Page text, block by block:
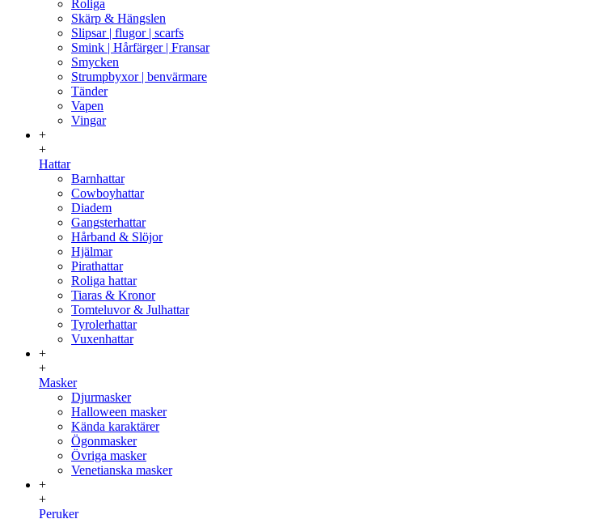
Roliga
Skärp & Hängslen
Slipsar | flugor | scarfs
Smink | Hårfärger | Fransar
Smycken
Strumpbyxor | benvärmare
Tänder
Vapen
Vingar
+
+
Hattar
Barnhattar
Cowboyhattar
Diadem
Gangsterhattar
Hårband & Slöjor
Hjälmar
Pirathattar
Roliga hattar
Tiaras & Kronor
Tomteluvor & Julhattar
Tyrolerhattar
Vuxenhattar
+
+
Masker
Djurmasker
Halloween masker
Kända karaktärer
Ögonmasker
Övriga masker
Venetianska masker
+
+
Peruker